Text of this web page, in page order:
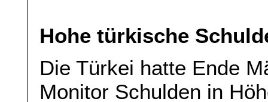
Hohe türkische
Die Türkei hatte Ende
Monitor Schulden in